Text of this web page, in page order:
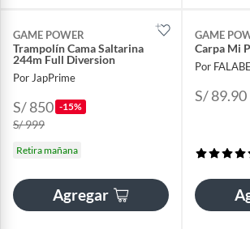
GAME POWER
Trampolín Cama Saltarina
244m Full Diversion
Por JapPrime
S/ 850 -15%
S/ 999
Retira mañana
Agregar
GAME
Carpa Mi
Por
S/ 89.90